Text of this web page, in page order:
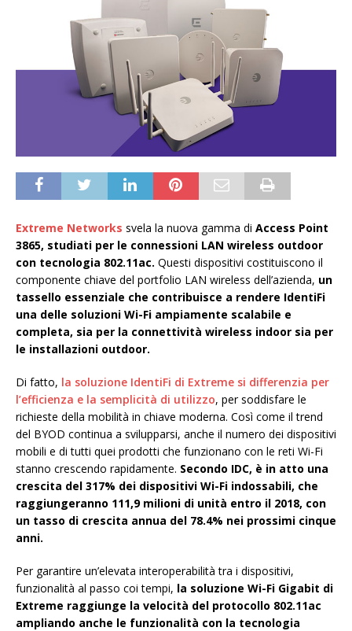
Extreme Networks svela la nuova gamma di Access Point
3865, studiati per le connessioni LAN wireless outdoor
con tecnologia 802.11ac. Questi dispositivi costituiscono il
componente chiave del portfolio LAN wireless dell’azienda, un
tassello essenziale che contribuisce a rendere IdentiFi
una delle soluzioni Wi-Fi ampiamente scalabile e
completa, sia per la connettività wireless indoor sia per
le installazioni outdoor.
Di fatto, la soluzione IdentiFi di Extreme si differenzia per
l’efficienza e la semplicità di utilizzo, per soddisfare le
richieste della mobilità in chiave moderna. Così come il trend
del BYOD continua a svilupparsi, anche il numero dei dispositivi
mobili e di tutti quei prodotti che funzionano con le reti Wi-Fi
stanno crescendo rapidamente. Secondo IDC, è in atto una
crescita del 317% dei dispositivi Wi-Fi indossabili, che
raggiungeranno 111,9 milioni di unità entro il 2018, con
un tasso di crescita annua del 78.4% nei prossimi cinque
anni.
Per garantire un’elevata interoperabilità tra i dispositivi,
funzionalità al passo coi tempi, la soluzione Wi-Fi Gigabit di
Extreme raggiunge la velocità del protocollo 802.11ac
ampliando anche le funzionalità con la tecnologia